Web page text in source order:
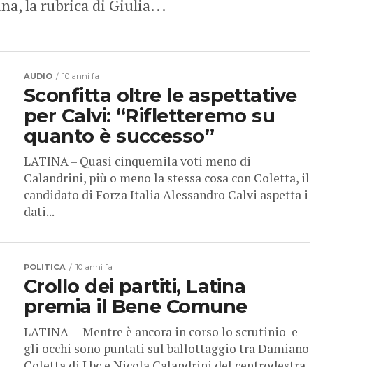
Sconfitta oltre le aspettative
per Calvi: “Rifletteremo su
quanto è successo”
LATINA – Quasi cinquemila voti meno di
Calandrini, più o meno la stessa cosa con Coletta, il
candidato di Forza Italia Alessandro Calvi aspetta i
dati...
POLITICA 10 anni fa
Crollo dei partiti, Latina
premia il Bene Comune
LATINA – Mentre è ancora in corso lo scrutinio e
gli occhi sono puntati sul ballottaggio tra Damiano
Coletta di Lbc e Nicola Calandrini del centrodestra,
i...